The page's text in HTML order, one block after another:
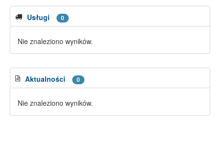
Usługi 0
Nie znaleziono wyników.
Aktualności 0
Nie znaleziono wyników.